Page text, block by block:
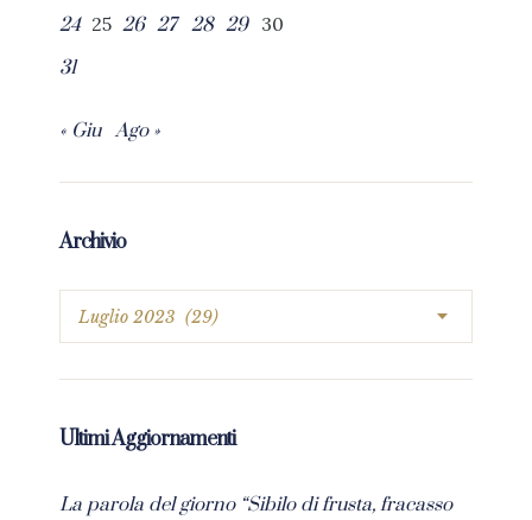
24 25 26 27 28 29 30
31
« Giu Ago »
Archivio
Ultimi Aggiornamenti
La parola del giorno “Sibilo di frusta, fracasso